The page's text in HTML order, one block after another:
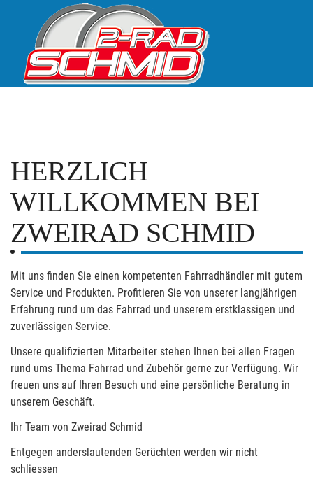
HERZLICH
WILLKOMMEN BEI
ZWEIRAD SCHMID
Mit uns finden Sie einen kompetenten Fahrradhändler mit gutem
Service und Produkten. Profitieren Sie von unserer langjährigen
Erfahrung rund um das Fahrrad und unserem erstklassigen und
zuverlässigen Service.
Unsere qualifizierten Mitarbeiter stehen Ihnen bei allen Fragen
rund ums Thema Fahrrad und Zubehör gerne zur Verfügung. Wir
freuen uns auf Ihren Besuch und eine persönliche Beratung in
unserem Geschäft.
Ihr Team von Zweirad Schmid
Entgegen anderslautenden Gerüchten werden wir nicht
schliessen